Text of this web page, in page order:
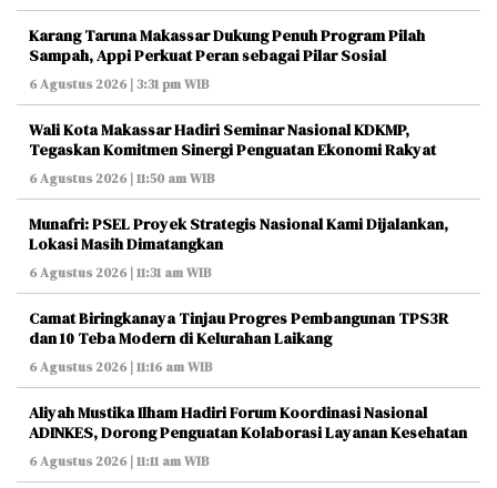
Karang Taruna Makassar Dukung Penuh Program Pilah
Sampah, Appi Perkuat Peran sebagai Pilar Sosial
6 Agustus 2026 | 3:31 pm WIB
Wali Kota Makassar Hadiri Seminar Nasional KDKMP,
Tegaskan Komitmen Sinergi Penguatan Ekonomi Rakyat
6 Agustus 2026 | 11:50 am WIB
Munafri: PSEL Proyek Strategis Nasional Kami Dijalankan,
Lokasi Masih Dimatangkan
6 Agustus 2026 | 11:31 am WIB
Camat Biringkanaya Tinjau Progres Pembangunan TPS3R
dan 10 Teba Modern di Kelurahan Laikang
6 Agustus 2026 | 11:16 am WIB
Aliyah Mustika Ilham Hadiri Forum Koordinasi Nasional
ADINKES, Dorong Penguatan Kolaborasi Layanan Kesehatan
6 Agustus 2026 | 11:11 am WIB